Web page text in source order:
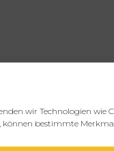
wir Technologien
bestimmte